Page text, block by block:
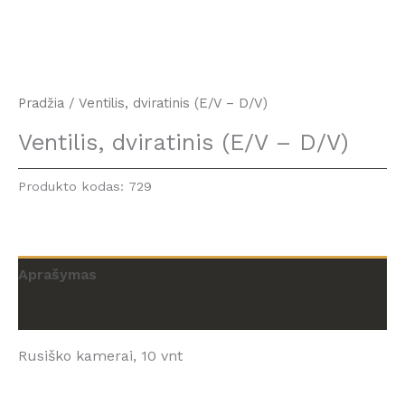
Pradžia / Ventilis, dviratinis (E/V – D/V)
Ventilis, dviratinis (E/V – D/V)
Produkto kodas: 729
Aprašymas
Rusiško kamerai, 10 vnt